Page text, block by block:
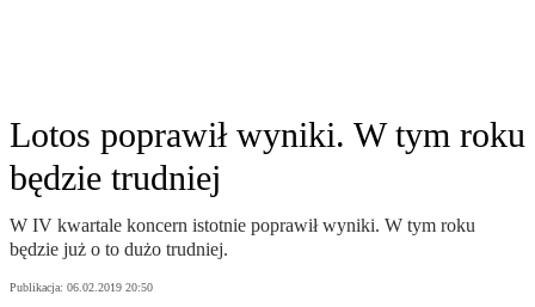
Lotos poprawił wyniki. W tym roku
będzie trudniej
W IV kwartale koncern istotnie poprawił wyniki. W tym roku
będzie już o to dużo trudniej.
Publikacja: 06.02.2019 20:50